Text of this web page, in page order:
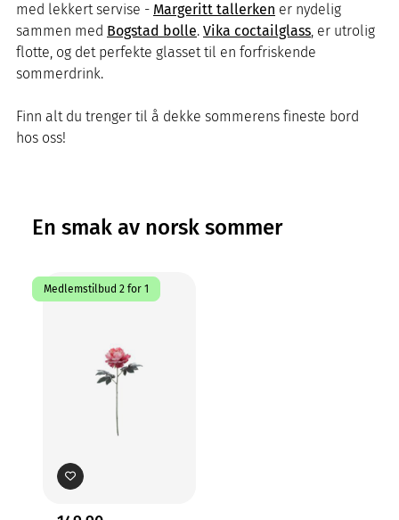
med lekkert servise - Margeritt tallerken er nydelig
sammen med Bogstad bolle. Vika coctailglass, er utrolig
flotte, og det perfekte glasset til en forfriskende
sommerdrink.
Finn alt du trenger til å dekke sommerens fineste bord
hos oss!
En smak av norsk sommer
Medlemstilbud 2 for 1